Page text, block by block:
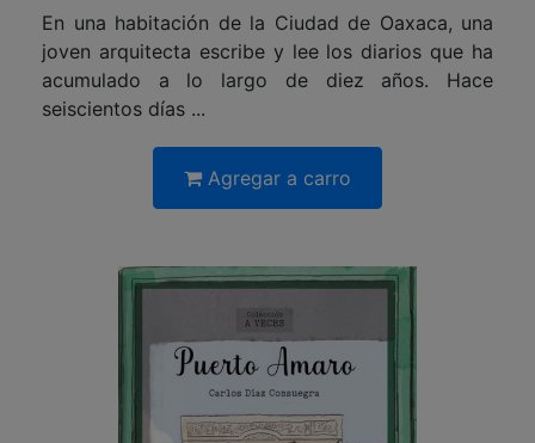
En una habitación de la Ciudad de Oaxaca, una
joven arquitecta escribe y lee los diarios que ha
acumulado a lo largo de diez años. Hace
seiscientos días ...
Agregar a carro